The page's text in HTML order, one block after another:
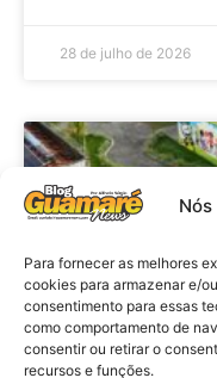
Para fornecer as melhores
cookies para armazenar e/
consentimento para essas
como comportamento de
consentir ou retirar o
recursos e funções.
28 de julho de 2026